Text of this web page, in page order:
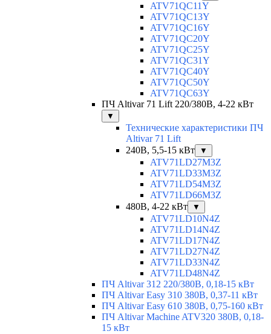
ATV71QC11Y
ATV71QC13Y
ATV71QC16Y
ATV71QC20Y
ATV71QC25Y
ATV71QC31Y
ATV71QC40Y
ATV71QC50Y
ATV71QC63Y
ПЧ Altivar 71 Lift 220/380В, 4-22 кВт
▼
Технические характеристики ПЧ
Altivar 71 Lift
240В, 5,5-15 кВт
▼
ATV71LD27M3Z
ATV71LD33M3Z
ATV71LD54M3Z
ATV71LD66M3Z
480В, 4-22 кВт
▼
ATV71LD10N4Z
ATV71LD14N4Z
ATV71LD17N4Z
ATV71LD27N4Z
ATV71LD33N4Z
ATV71LD48N4Z
ПЧ Altivar 312 220/380В, 0,18-15 кВт
ПЧ Altivar Easy 310 380В, 0,37-11 кВт
ПЧ Altivar Easy 610 380В, 0,75-160 кВт
ПЧ Altivar Machine ATV320 380В, 0,18-
15 кВт